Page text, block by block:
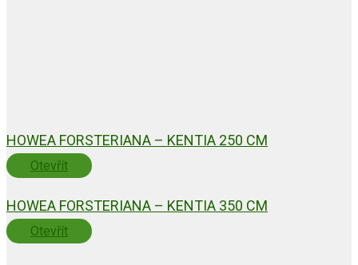
HOWEA FORSTERIANA – KENTIA 250 CM
Otevřít
HOWEA FORSTERIANA – KENTIA 350 CM
Otevřít